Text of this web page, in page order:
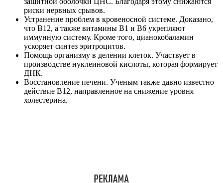
риски нервных срывов.
Устранение проблем в кровеносной системе. Доказано,
что B12, а также витамины B1 и B6 укрепляют
иммунную систему. Кроме того, цианокобаламин
ускоряет синтез эритроцитов.
Помощь организму в делении клеток. Участвует в
производстве нуклеиновой кислоты, которая формирует
ДНК.
Восстановление печени. Ученым также давно известно
действие В12, направленное на снижение уровня
холестерина.